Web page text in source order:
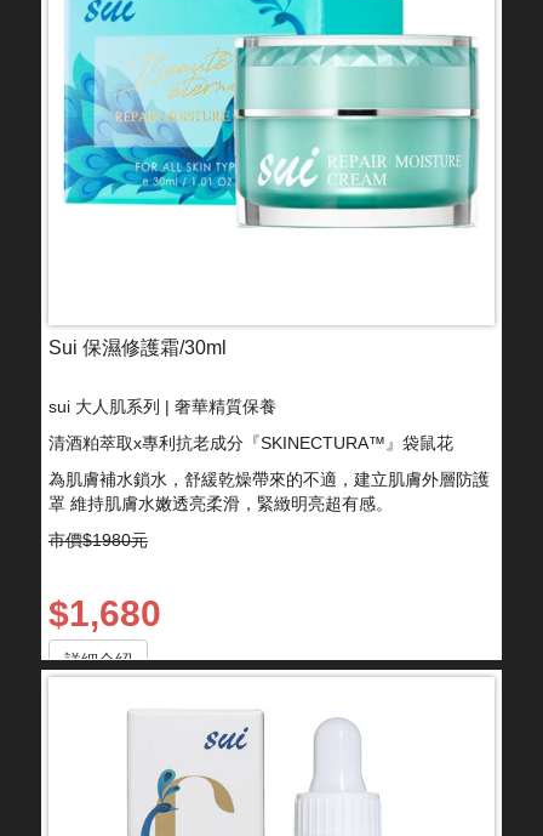
Sui 保濕修護霜/30ml
sui 大人肌系列 | 奢華精質保養
清酒粕萃取x專利抗老成分『SKINECTURA™』袋鼠花
為肌膚補水鎖水，舒緩乾燥帶來的不適，建立肌膚外層防護
罩 維持肌膚水嫩透亮柔滑，緊緻明亮超有感。
市價$1980元
$1,680
詳細介紹